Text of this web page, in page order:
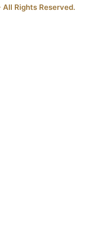
Rights Reserved.